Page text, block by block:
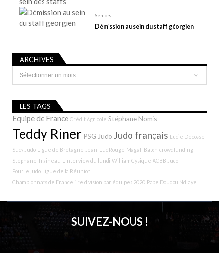
Seniors
Démission au sein du staff géorgien
ARCHIVES
Archives
LES TAGS
Equipe de France Crédit Agricole Stéphane Nomis
Teddy Riner PSG Judo Judo français Lucie Décosse
Sucy Judo Ligue de Bretagne Jean-Luc Rougé Magali Baton crowdfunding
Stéphane Traineau L'interview du lundi William Cysique ACBB Judo
Pour le judo Ligue de la Réunion
Championnats de France 1re division par équipes 2020 Pape Doudou Ndiaye
SUIVEZ-NOUS !